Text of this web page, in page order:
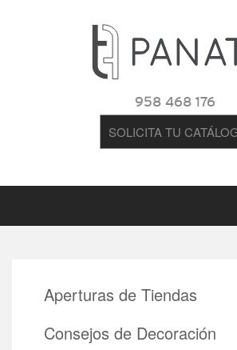
958 468 176
SOLICITA TU
Aperturas de Tiendas
Consejos de Decoración